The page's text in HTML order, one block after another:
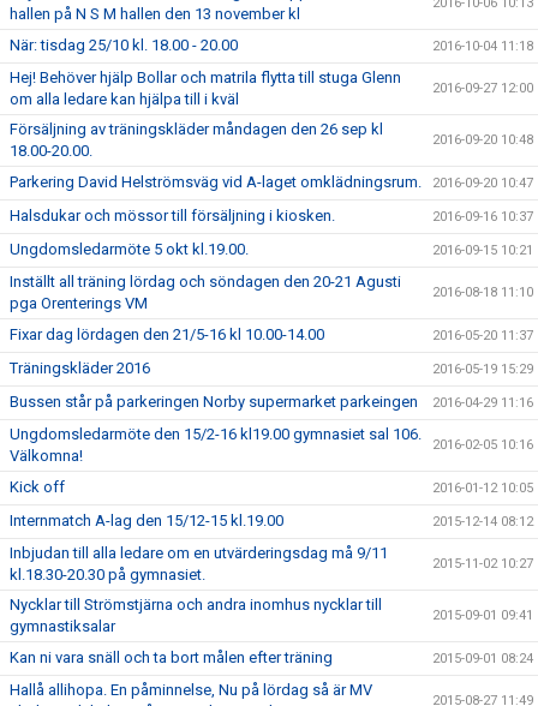
hallen på N S M hallen den 13 november kl
När: tisdag 25/10 kl. 18.00 - 20.00 2016-10-04 11:18
Hej! Behöver hjälp Bollar och matrila flytta till stuga Glenn
om alla ledare kan hjälpa till i kväl
2016-09-27 12:00
Försäljning av träningskläder måndagen den 26 sep kl
18.00-20.00.
2016-09-20 10:48
Parkering David Helströmsväg vid A-laget omklädningsrum. 2016-09-20 10:47
Halsdukar och mössor till försäljning i kiosken. 2016-09-16 10:37
Ungdomsledarmöte 5 okt kl.19.00. 2016-09-15 10:21
Inställt all träning lördag och söndagen den 20-21 Agusti
pga Orenterings VM
2016-08-18 11:10
Fixar dag lördagen den 21/5-16 kl 10.00-14.00 2016-05-20 11:37
Träningskläder 2016 2016-05-19 15:29
Bussen står på parkeringen Norby supermarket parkeingen 2016-04-29 11:16
Ungdomsledarmöte den 15/2-16 kl19.00 gymnasiet sal 106.
Välkomna!
2016-02-05 10:16
Kick off 2016-01-12 10:05
Internmatch A-lag den 15/12-15 kl.19.00 2015-12-14 08:12
Inbjudan till alla ledare om en utvärderingsdag må 9/11
kl.18.30-20.30 på gymnasiet.
2015-11-02 10:27
Nycklar till Strömstjärna och andra inomhus nycklar till
gymnastiksalar
2015-09-01 09:41
Kan ni vara snäll och ta bort målen efter träning 2015-09-01 08:24
Hallå allihopa. En påminnelse, Nu på lördag så är MV
2015-08-27 11:49